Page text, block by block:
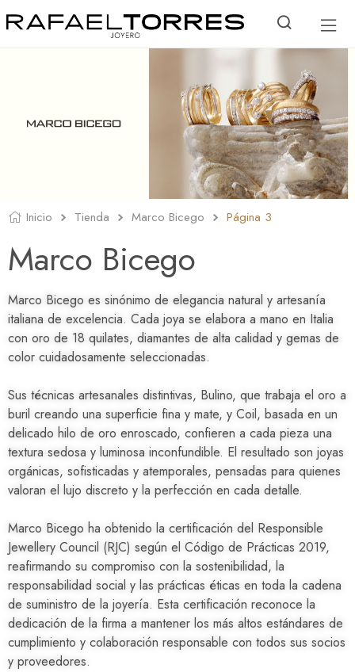
Inicio Tienda Marco Bicego Página 3
Marco Bicego
Marco Bicego es sinónimo de elegancia natural y artesanía
italiana de excelencia. Cada joya se elabora a mano en Italia
con oro de 18 quilates, diamantes de alta calidad y gemas de
color cuidadosamente seleccionadas.
Sus técnicas artesanales distintivas, Bulino, que trabaja el oro a
buril creando una superficie fina y mate, y Coil, basada en un
delicado hilo de oro enroscado, confieren a cada pieza una
textura sedosa y luminosa inconfundible. El resultado son joyas
orgánicas, sofisticadas y atemporales, pensadas para quienes
valoran el lujo discreto y la perfección en cada detalle.
Marco Bicego ha obtenido la certificación del Responsible
Jewellery Council (RJC) según el Código de Prácticas 2019,
reafirmando su compromiso con la sostenibilidad, la
responsabilidad social y las prácticas éticas en toda la cadena
de suministro de la joyería. Esta certificación reconoce la
dedicación de la firma a mantener los más altos estándares de
cumplimiento y colaboración responsable con todos sus socios
y proveedores.